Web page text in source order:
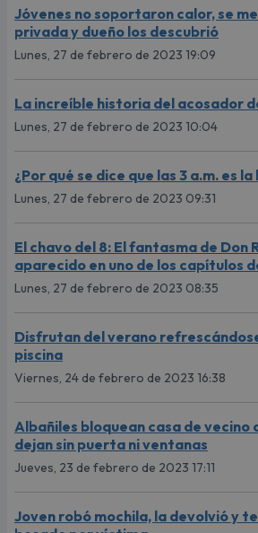
Jóvenes no soportaron calor, se
privada y dueño los descubrió
Lunes, 27 de febrero de 2023 19:09
La increíble historia del acosador
Lunes, 27 de febrero de 2023 10:04
¿Por qué se dice que las 3 a.m. es
Lunes, 27 de febrero de 2023 09:31
El chavo del 8: El fantasma de Don
aparecido en uno de los capítulos
Lunes, 27 de febrero de 2023 08:35
Disfrutan del verano
piscina
Viernes, 24 de febrero de 2023 16:38
Albañiles bloquean casa de vecino
dejan sin puerta ni ventanas
Jueves, 23 de febrero de 2023 17:11
Joven robó mochila, la devolvió y